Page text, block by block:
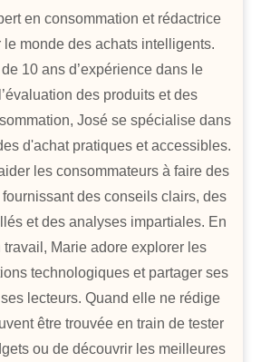
en consommation et rédactrice
monde des achats intelligents.
10 ans d’expérience dans le
des produits et des
José se spécialise dans
d'achat pratiques et accessibles.
les consommateurs à faire des
des conseils clairs, des
et des analyses impartiales. En
travail, Marie adore explorer les
technologiques et partager ses
lecteurs. Quand elle ne rédige
être trouvée en train de tester
ou de découvrir les meilleures